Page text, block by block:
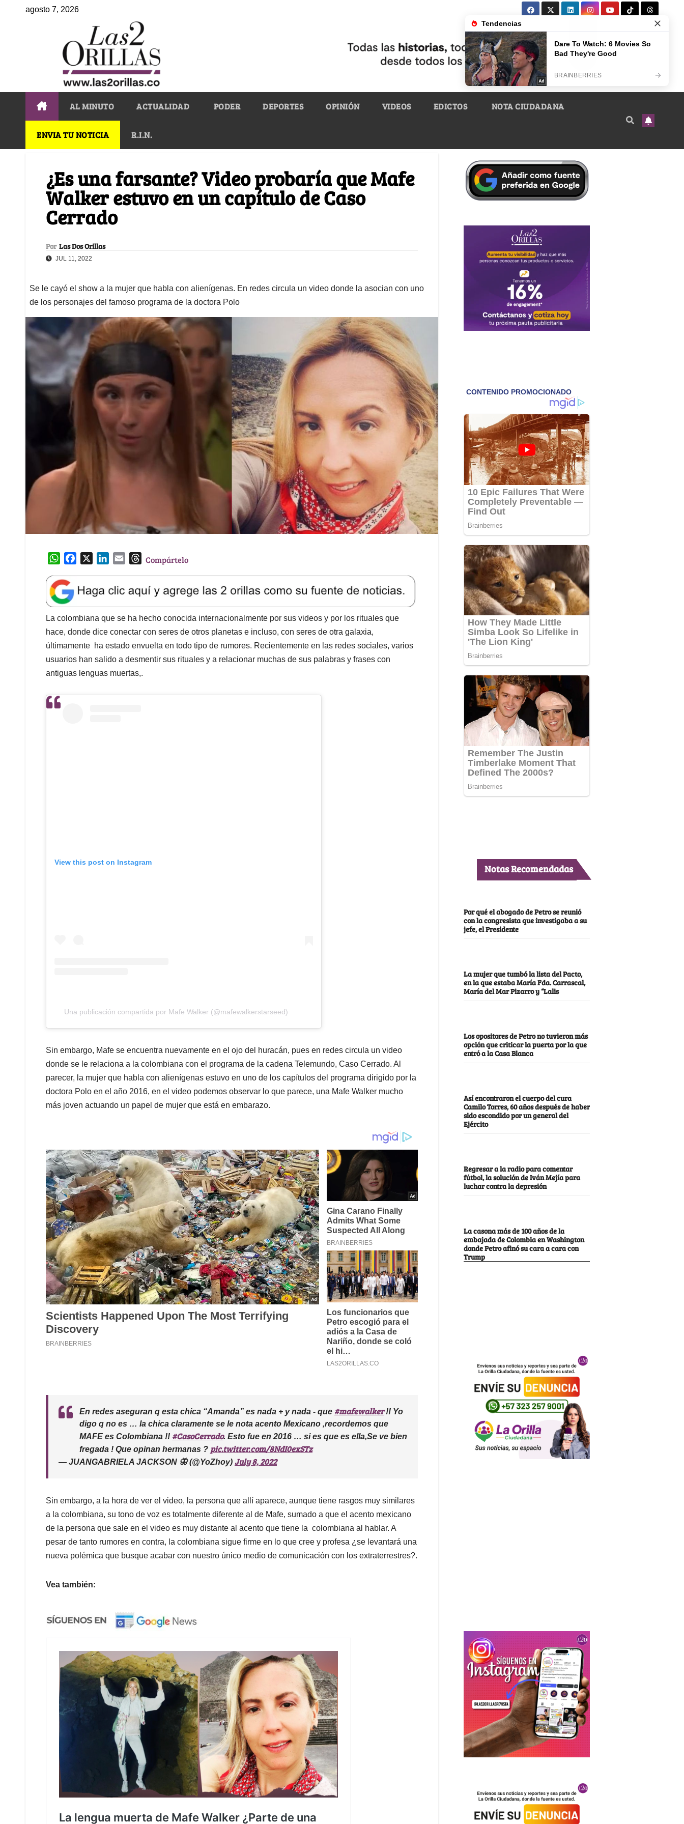
agosto 7, 2026
AL MINUTO ACTUALIDAD PODER DEPORTES OPINIÓN VIDEOS EDICTOS NOTA CIUDADANA
ENVIA TU NOTICIA R.I.N.
¿Es una farsante? Video probaría que Mafe
Walker estuvo en un capítulo de Caso
Cerrado
Por Las Dos Orillas
JUL 11, 2022
Se le cayó el show a la mujer que habla con alienígenas. En redes circula un video donde la asocian con uno
de los personajes del famoso programa de la doctora Polo
W
a
t
s
A
p
p
e
b
o
o
k
k
e
d
I
n
l
T
e
a
d
s
Compártelo
La colombiana que se ha hecho conocida internacionalmente por sus videos y por los rituales que
hace, donde dice conectar con seres de otros planetas e incluso, con seres de otra galaxia,
últimamente ha estado envuelta en todo tipo de rumores. Recientemente en las redes sociales, varios
usuarios han salido a desmentir sus rituales y a relacionar muchas de sus palabras y frases con
antiguas lenguas muertas,.
View this post on Instagram
Una publicación compartida por Mafe Walker (@mafewalkerstarseed)
Sin embargo, Mafe se encuentra nuevamente en el ojo del huracán, pues en redes circula un video
donde se le relaciona a la colombiana con el programa de la cadena Telemundo, Caso Cerrado. Al
parecer, la mujer que habla con alienígenas estuvo en uno de los capítulos del programa dirigido por la
doctora Polo en el año 2016, en el video podemos observar lo que parece, una Mafe Walker mucho
más joven actuando un papel de mujer que está en embarazo.
En redes aseguran q esta chica “Amanda” es nada + y nada - que #mafewalker!! Yo
digo q no es … la chica claramente se le nota acento Mexicano ,recordemos que
MAFE es Colombiana !! #CasoCerrado. Esto fue en 2016 … si es que es ella,Se ve bien
fregada ! Que opinan hermanas ? pic.twitter.com/8NdI0exSTz
— JUANGABRIELA JACKSON 🦋 (@YoZhoy) July 8, 2022
Sin embargo, a la hora de ver el video, la persona que allí aparece, aunque tiene rasgos muy similares
a la colombiana, su tono de voz es totalmente diferente al de Mafe, sumado a que el acento mexicano
de la persona que sale en el video es muy distante al acento que tiene la colombiana al hablar. A
pesar de tanto rumores en contra, la colombiana sigue firme en lo que cree y profesa ¿se levantará una
nueva polémica que busque acabar con nuestro único medio de comunicación con los extraterrestres?.
Vea también:
Notas Recomendadas
Por qué el abogado de Petro se reunió
con la congresista que investigaba a su
jefe, el Presidente
La mujer que tumbó la lista del Pacto,
en la que estaba María Fda. Carrascal,
María del Mar Pizarro y “Lalis
Los opositores de Petro no tuvieron más
opción que criticar la puerta por la que
entró a la Casa Blanca
Así encontraron el cuerpo del cura
Camilo Torres, 60 años después de haber
sido escondido por un general del
Ejército
Regresar a la radio para comentar
fútbol, la solución de Iván Mejía para
luchar contra la depresión
La casona más de 100 años de la
embajada de Colombia en Washington
donde Petro afinó su cara a cara con
Trump